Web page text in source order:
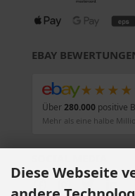
EBAY
Über280.000 positive
Mehr als eine halbe
Diese Webseite